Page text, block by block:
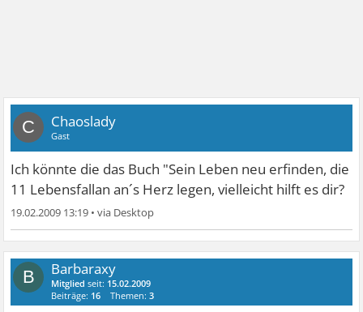
C Chaoslady
Gast
Ich könnte die das Buch "Sein Leben neu erfinden, die
11 Lebensfallan an´s Herz legen, vielleicht hilft es dir?
19.02.2009 13:19 •
B Barbaraxy
Mitglied seit: 15.02.2009
Beiträge: 16 Themen:3